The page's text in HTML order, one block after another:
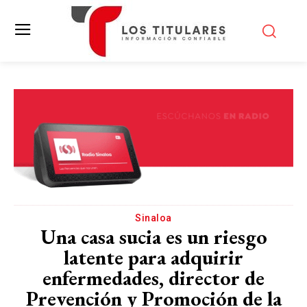
Sinaloa
Una casa sucia es un riesgo
latente para adquirir
enfermedades, director de
Prevención y Promoción de la